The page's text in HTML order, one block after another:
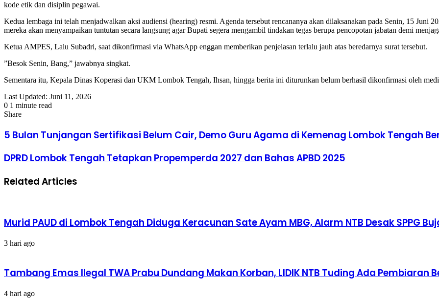
kode etik dan disiplin pegawai.
​Kedua lembaga ini telah menjadwalkan aksi audiensi (hearing) resmi. Agenda tersebut rencananya akan dilaksanakan pada Senin, 15
mereka akan menyampaikan tuntutan secara langsung agar Bupati segera mengambil tindakan tegas berupa pencopotan jabatan demi
​Ketua AMPES, Lalu Subadri, saat dikonfirmasi via WhatsApp enggan memberikan penjelasan terlalu jauh atas beredarnya surat tersebut.
​”Besok Senin, Bang,” jawabnya singkat.
​Sementara itu, Kepala Dinas Koperasi dan UKM Lombok Tengah, Ihsan, hingga berita ini diturunkan belum berhasil dikonfirmasi oleh
Last Updated: Juni 11, 2026
0 1 minute read
Facebook
Twitter
LinkedIn
Tumblr
Pinterest
Reddit
VKontakte
Odnoklassniki
Pocket
Share
via
Email
5 Bulan Tunjangan Sertifikasi Belum Cair, Demo Guru Agama di Kemenag Lombok Tengah
DPRD Lombok Tengah Tetapkan Propemperda 2027 dan Bahas APBD 2025
Related Articles
Murid PAUD di Lombok Tengah Diduga Keracunan Sate Ayam MBG, Alarm NTB Desak SPPG
3 hari ago
Tambang Emas Ilegal TWA Prabu Dundang Makan Korban, LIDIK NTB Tuding Ada Pembiaran
4 hari ago